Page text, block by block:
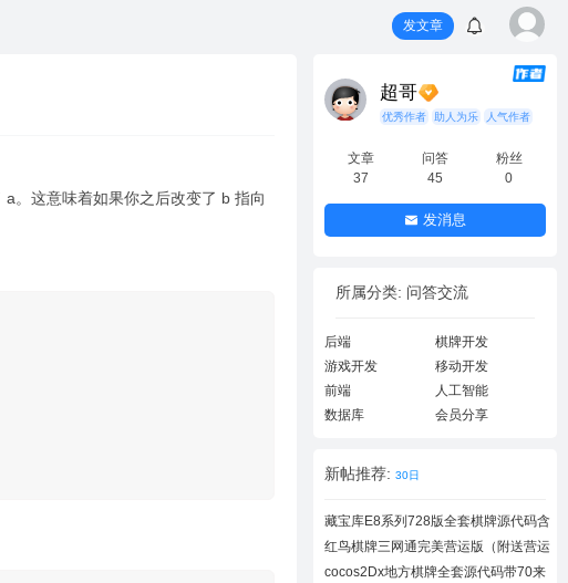
发文章
。这意味着如果你之后改变了 b 指向
超哥
优秀作者 助人为乐 人气作者
文章
37
问答
45
粉丝
0
发消息
所属分类: 问答交流
后端
棋牌开发
游戏开发
移动开发
前端
人工智能
数据库
会员分享
新帖推荐: 30日
藏宝库E8系列728版全套棋牌源代码含
728UI工
红鸟棋牌三网通完美营运版（附送营运
教程）
cocos2Dx地方棋牌全套源代码带70来